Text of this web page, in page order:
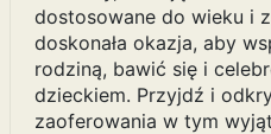
dostosowane do wieku i
doskonała okazja, aby
rodziną, bawić się i
dzieckiem. Przyjdź i
zaoferowania w tym